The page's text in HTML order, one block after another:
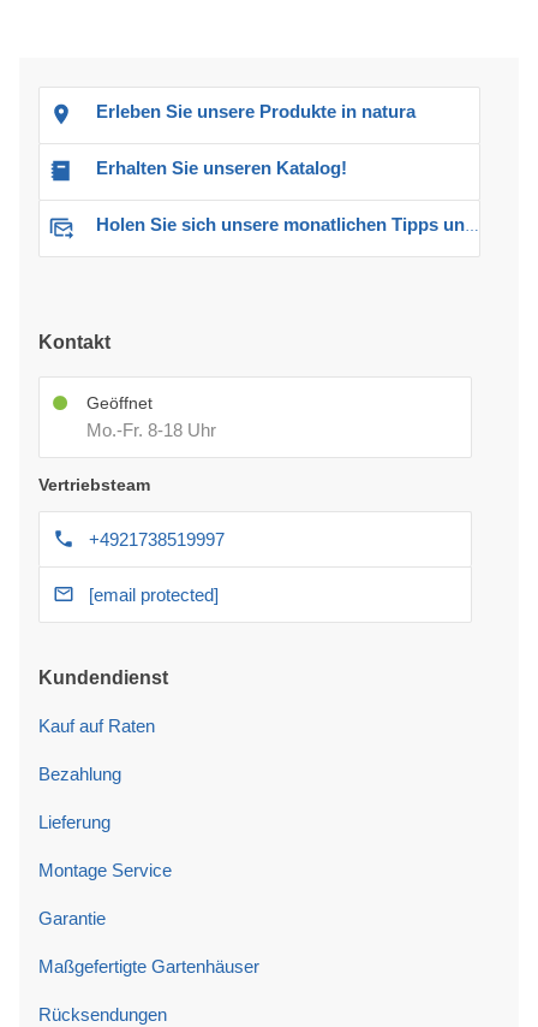
Erleben Sie unsere Produkte in natura
Erhalten Sie unseren Katalog!
Holen Sie sich unsere monatlichen Tipps und Angebote
Kontakt
Geöffnet
Mo.-Fr. 8-18 Uhr
Vertriebsteam
+4921738519997
[email protected]
Kundendienst
Kauf auf Raten
Bezahlung
Lieferung
Montage Service
Garantie
Maßgefertigte Gartenhäuser
Rücksendungen